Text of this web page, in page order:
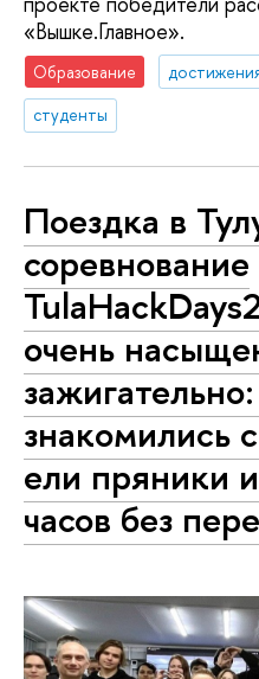
«Вышке.Главное».
Образование
студенты
Поездка в
соревнование
очень
знакомились
ели пряники
часов без